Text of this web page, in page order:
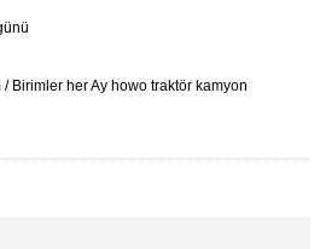
/ Birimler her Ay howo traktör kamyon